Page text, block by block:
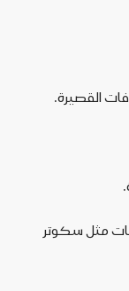
القصيرة.
.
مثل سكوتر